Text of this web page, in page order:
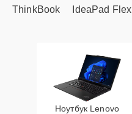
ThinkBook IdeaPad Flex
Ноутбук Lenovo